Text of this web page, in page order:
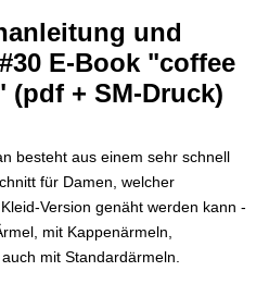
und
E-Book "coffee
(pdf + SM-Druck)
besteht aus einem sehr schnell
für Damen, welcher
Version genäht werden kann -
mit Kappenärmeln,
mit Standardärmeln.